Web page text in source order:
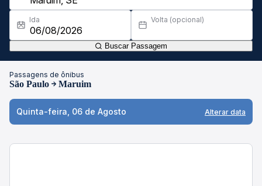
Ida Volta (opcional)
Buscar Passagem
Passagens de ônibus
São Paulo Maruim
Quinta-feira, 06 de Agosto Alterar data